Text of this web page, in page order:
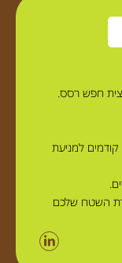
חפש רסס.
למניעת
השטח שלכם